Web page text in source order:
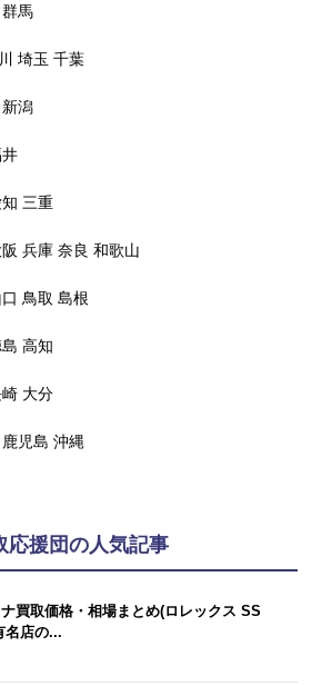
群馬
埼玉 千葉
新潟
三重
兵庫 奈良 和歌山
鳥取 島根
高知
大分
鹿児島 沖縄
応援団の人気記事
買取価格・相場まとめ(ロレックス SS
名店の...